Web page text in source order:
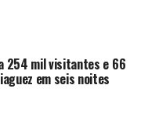
254 mil visitantes e 66
em seis noites